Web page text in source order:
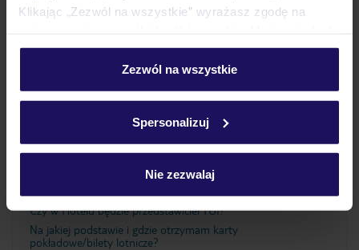
Klikając „Zezwól na wszystkie” wyrażasz zgodę na
personalizować swój wybór wchodząc w zakładkę
Szczegółowe informacje o plikach cookie znajdziesz
Zezwól na wszystkie
Spersonalizuj
Nie zezwalaj
Ważne informacje
Czy w Hotelu będzie przedstawiciel TUI?
Na jakiej podstawie i gdzie otrzymam karty
pokładowe/bilety lotnicze?